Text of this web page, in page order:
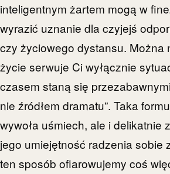
inteligentnym żartem mogą w
wyrazić uznanie dla czyjejś
czy życiowego dystansu. Można
życie serwuje Ci wyłącznie
czasem staną się
nie źródłem dramatu”. Taka
wywoła uśmiech, ale i delikatnie
jego umiejętność radzenia sobie
ten sposób ofiarowujemy coś